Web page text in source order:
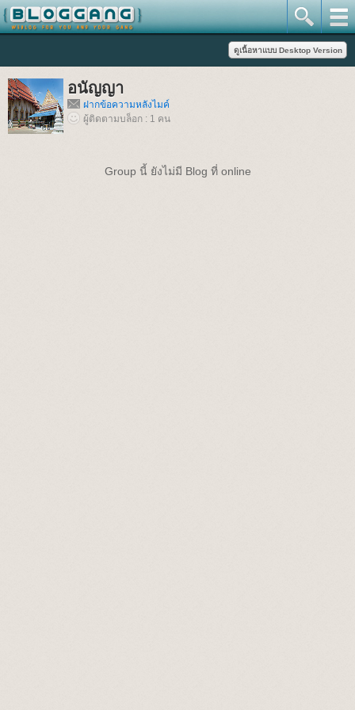
อนัญญา
ฝากข้อความหลังไมค์
ผู้ติดตามบล็อก : 1 คน
Group นี้ ยังไม่มี Blog ที่ online